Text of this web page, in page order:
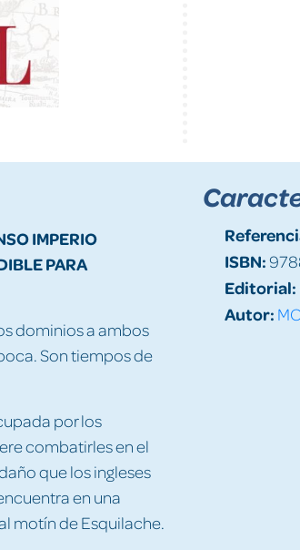
IMPERIO
PARA
dominios a ambos
Son tiempos de
por los
combatirles en el
que los ingleses
en una
motín de Esquilache.
ISBN:
Editorial:
Autor: